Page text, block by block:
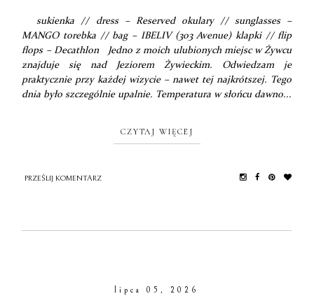
sukienka // dress – Reserved okulary // sunglasses –
MANGO torebka // bag – IBELIV (303 Avenue) klapki // flip
flops – Decathlon Jedno z moich ulubionych miejsc w Żywcu
znajduje się nad Jeziorem Żywieckim. Odwiedzam je
praktycznie przy każdej wizycie – nawet tej najkrótszej. Tego
dnia było szczególnie upalnie. Temperatura w słońcu dawno...
CZYTAJ WIĘCEJ
PRZEŚLIJ KOMENTARZ
lipca 05, 2026